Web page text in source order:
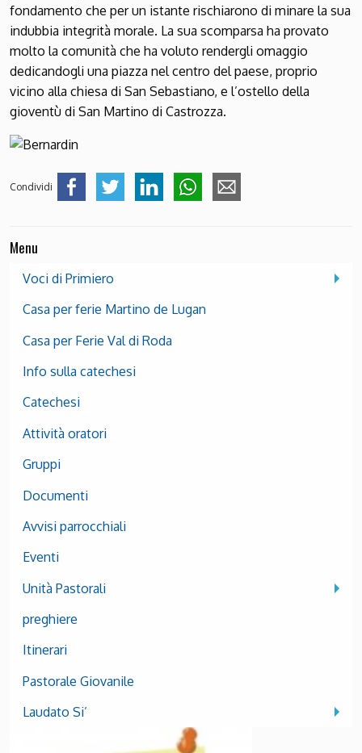
fondamento che per un istante rischiarono di minare la sua
indubbia integrità morale. La sua scomparsa ha provato
molto la comunità che ha voluto rendergli omaggio
dedicandogli una piazza nel centro del paese, proprio
vicino alla chiesa di San Sebastiano, e l’ostello della
gioventù di San Martino di Castrozza.
Condividi
Menu
Voci di Primiero
Casa per ferie Martino de Lugan
Casa per Ferie Val di Roda
Info sulla catechesi
Catechesi
Attività oratori
Gruppi
Documenti
Avvisi parrocchiali
Eventi
Unità Pastorali
preghiere
Itinerari
Pastorale Giovanile
Laudato Si’